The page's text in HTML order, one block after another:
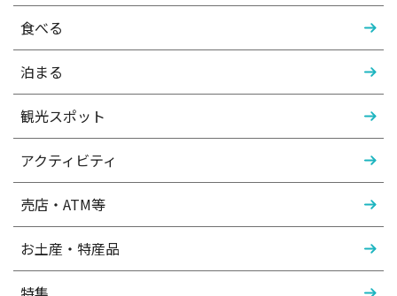
食べる
泊まる
観光スポット
アクティビティ
売店・ATM等
お土産・特産品